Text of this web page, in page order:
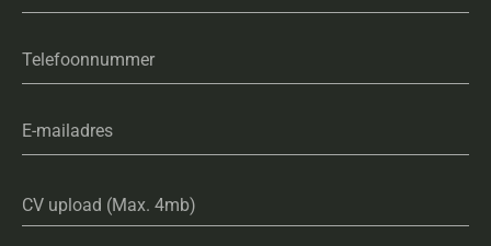
Telefoonnummer
E-mailadres
CV upload (Max. 4mb)